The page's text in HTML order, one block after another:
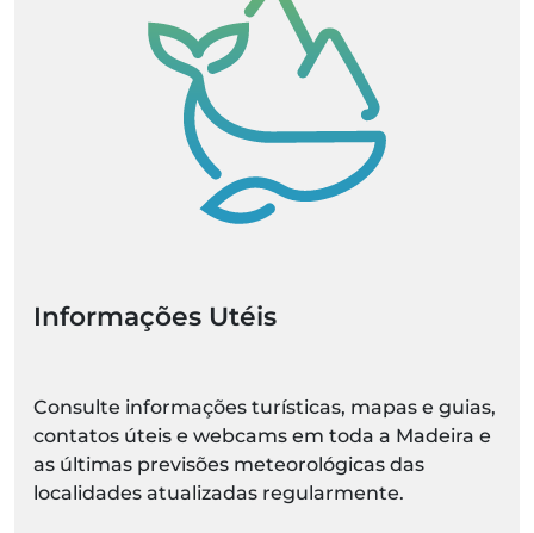
Informações Utéis
Consulte informações turísticas, mapas e guias,
contatos úteis e webcams em toda a Madeira e
as últimas previsões meteorológicas das
localidades atualizadas regularmente.